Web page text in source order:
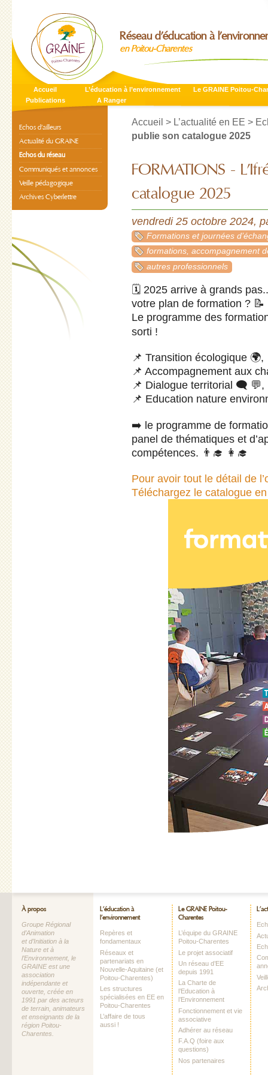
Réseau d’éducation à
en Poitou-Charentes
Accueil L’éducation à l’environnement
Le GRAINE Poitou-
Publications
A Ranger
Accueil > L’actualité en EE >
publie son catalogue 2025
FORMATIONS -
catalogue 2025
vendredi 25 octobre 2024,
Formations et journées
formations, accompagnement
autres professionnels
🗓️ 2025 arrive à grands
votre plan de formation ? 📝
Le programme des
sorti !
📌 Transition écologique 🌍,
📌 Accompagnement aux
📌 Dialogue territorial 🗨️ 💬,
📌 Education nature
‍➡️ le programme de
panel de thématiques et
compétences. 👨‍🎓 👩‍🎓
Pour avoir tout le détail de
Téléchargez le catalogue
Echos d’ailleurs
Actualité du GRAINE
Echos du réseau
Communiqués et annonces
Veille pédagogique
Archives Cyberlettre
À propos
Groupe Régional
d’Animation
et d’Initiation à la
Nature et à
l’Environnement, le
GRAINE est une
association
indépendante et
ouverte, créée en
1991 par des acteurs
de terrain, animateurs
et enseignants de la
région Poitou-
Charentes.
L’éducation à
l’environnement
Repères et
fondamentaux
Réseaux et
partenariats en
Nouvelle-Aquitaine (et
Poitou-Charentes)
Les structures
spécialisées en EE en
Poitou-Charentes
L’affaire de tous
aussi !
Le GRAINE Poitou-
Charentes
L’équipe du GRAINE
Poitou-Charentes
Le projet associatif
Un réseau d’EE
depuis 1991
La Charte de
l’Education à
l’Environnement
Fonctionnement et vie
associative
Adhérer au réseau
F.A.Q (foire aux
questions)
Nos partenaires